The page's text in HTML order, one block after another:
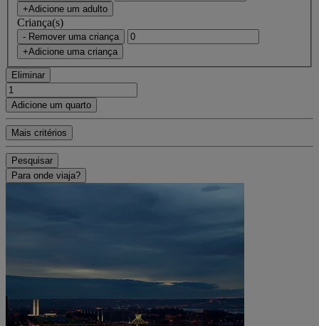
+Adicione um adulto
Criança(s)
- Remover uma criança
+Adicione uma criança
Eliminar
Adicione um quarto
Mais critérios
Pesquisar
Para onde viaja?